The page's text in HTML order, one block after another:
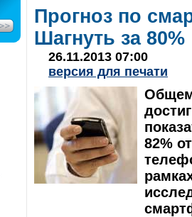
Прогноз по
Шагнуть за 80%
26.11.2013 07:00
версия для печати
82%